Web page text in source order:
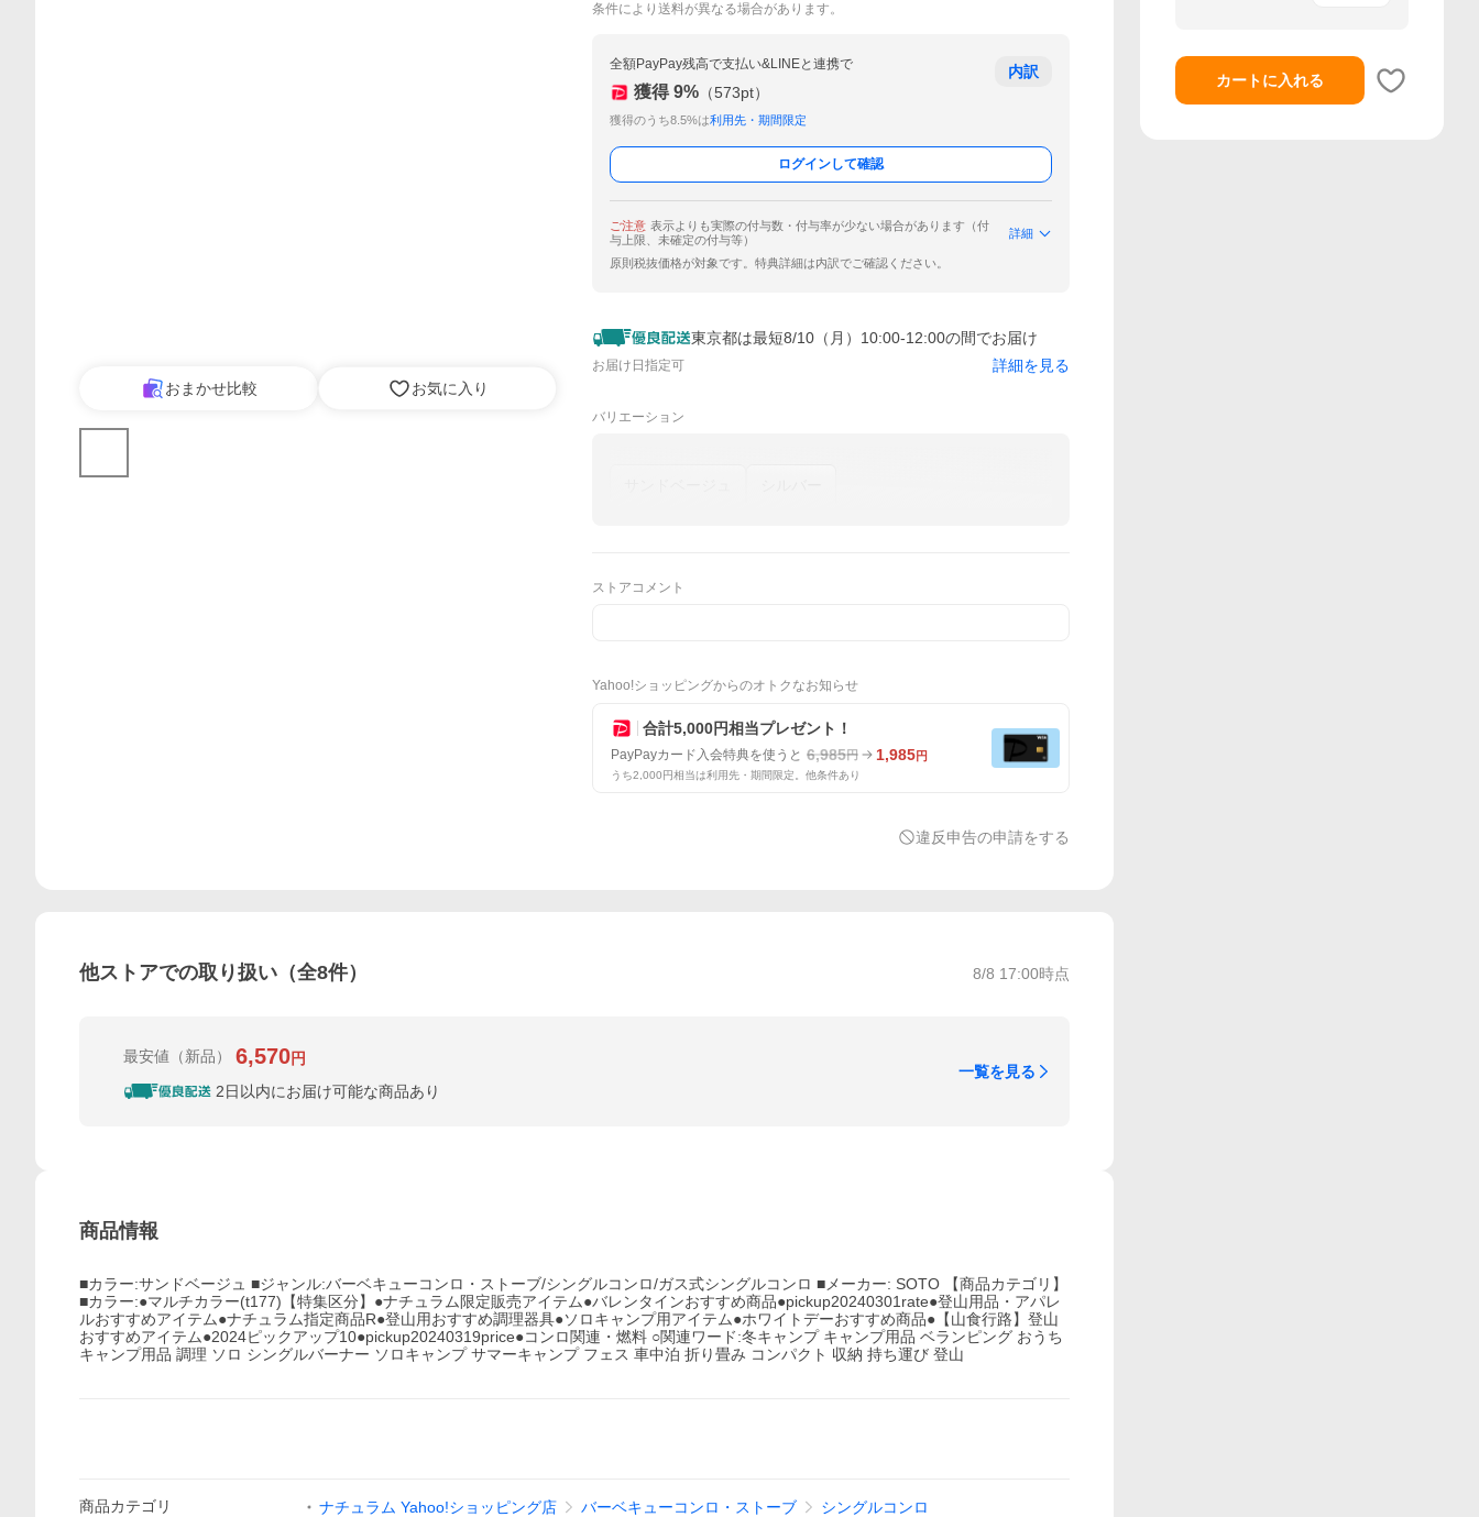
おまかせ比較 お気に入り
条件により送料が異なる場合があります。
全額PayPay残高で支払い&LINEと連携で
獲得 9% （573pt）
獲得のうち8.5%は利用先・期間限定
内訳
ログインして確認
ご注意 表示よりも実際の付与数・付与率が少ない場合があります（付
与上限、未確定の付与等）
詳細
原則税抜価格が対象です。特典詳細は内訳でご確認ください。
東京都は最短8/10（月）10:00-12:00の間でお届け
お届け日指定可 詳細を見る
バリエーション
ストアコメント
Yahoo!ショッピングからのオトクなお知らせ
合計5,000円相当プレゼント！
PayPayカード入会特典を使うと 6,985円 1,985円
うち2,000円相当は利用先・期間限定。他条件あり
違反申告の申請をする
他ストアでの取り扱い（全8件） 8/8 17:00時点
最安値 （新品） 6,570円
2日以内にお届け可能な商品あり
一覧を見る
商品情報
■カラー:サンドベージュ ■ジャンル:バーベキューコンロ・ストーブ/シングルコンロ/ガス式シングルコンロ ■メーカー: SOTO 【商品カテゴリ】
■カラー:●マルチカラー(t177)【特集区分】●ナチュラム限定販売アイテム●バレンタインおすすめ商品●pickup20240301rate●登山用品・アパレ
ルおすすめアイテム●ナチュラム指定商品R●登山用おすすめ調理器具●ソロキャンプ用アイテム●ホワイトデーおすすめ商品●【山食行路】登山
おすすめアイテム●2024ピックアップ10●pickup20240319price●コンロ関連・燃料 ○関連ワード:冬キャンプ キャンプ用品 ベランピング おうち
キャンプ用品 調理 ソロ シングルバーナー ソロキャンプ サマーキャンプ フェス 車中泊 折り畳み コンパクト 収納 持ち運び 登山
商品カテゴリ ナチュラム Yahoo!ショッピング店 バーベキューコンロ・ストーブ
シングルコンロ
カートに入れる